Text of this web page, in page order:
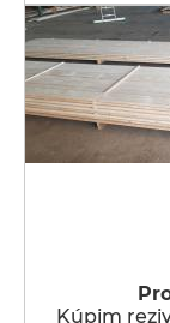
Kúpim